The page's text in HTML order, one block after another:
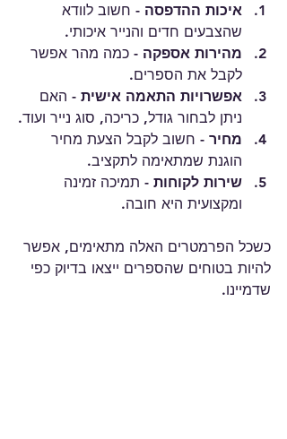
איכות ההדפסה - חשוב לוודא
שהצבעים חדים והנייר איכותי.
מהירות אספקה - כמה מהר אפשר
לקבל את הספרים.
אפשרויות התאמה אישית - האם
ניתן לבחור גודל, כריכה, סוג נייר ועוד.
מחיר - חשוב לקבל הצעת מחיר
הוגנת שמתאימה לתקציב.
שירות לקוחות - תמיכה זמינה
ומקצועית היא חובה.
כשכל הפרמטרים האלה מתאימים, אפשר
להיות בטוחים שהספרים ייצאו בדיוק כפי
שדמיינו.